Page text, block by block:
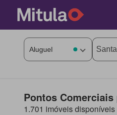
Pontos
1.701 imóveis disponíveis